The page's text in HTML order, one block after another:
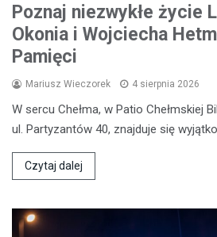
Poznaj niezwykłe życie
Okonia i Wojciecha
Pamięci
Mariusz Wieczorek 4 sierpnia 2026
W sercu Chełma, w Patio Chełmskiej
ul. Partyzantów 40, znajduje się
Czytaj dalej